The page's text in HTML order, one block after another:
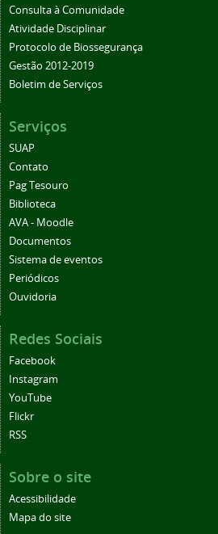
Consulta à Comunidade
Atividade Disciplinar
Protocolo de Biossegurança
Gestão 2012-2019
Boletim de Serviços
Serviços
SUAP
Contato
Pag Tesouro
Biblioteca
AVA - Moodle
Documentos
Sistema de eventos
Periódicos
Ouvidoria
Redes Sociais
Facebook
Instagram
YouTube
Flickr
RSS
Sobre o site
Acessibilidade
Mapa do site